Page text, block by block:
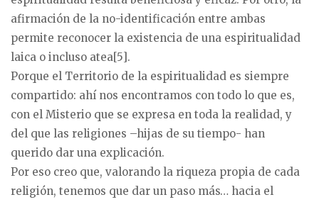
afirmación de la no-identificación entre ambas
permite reconocer la existencia de una espiritualidad
laica o incluso atea[5].
Porque el Territorio de la espiritualidad es siempre
compartido: ahí nos encontramos con todo lo que es,
con el Misterio que se expresa en toda la realidad, y
del que las religiones –hijas de su tiempo- han
querido dar una explicación.
Por eso creo que, valorando la riqueza propia de cada
religión, tenemos que dar un paso más… hacia el